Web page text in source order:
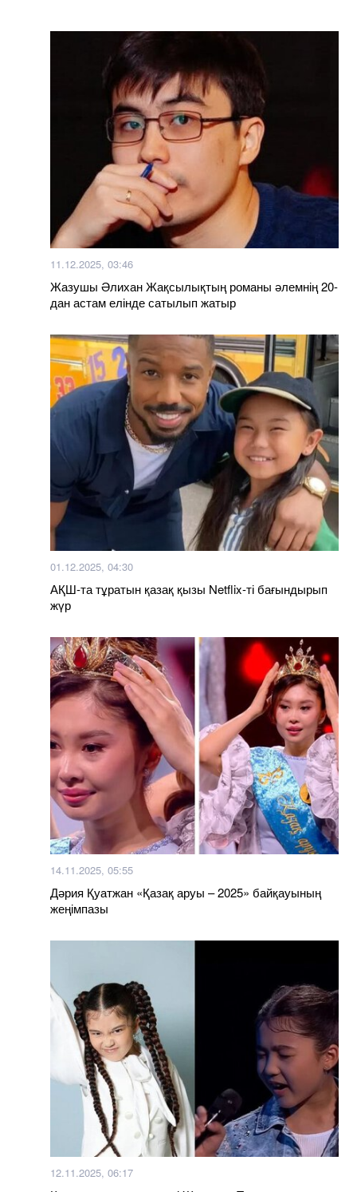
11.12.2025, 03:46
Жазушы Әлихан Жақсылықтың романы әлемнің 20-
дан астам елінде сатылып жатыр
01.12.2025, 04:30
АҚШ-та тұратын қазақ қызы Netflix-ті бағындырып
жүр
14.11.2025, 05:55
Дәрия Қуатжан «Қазақ аруы – 2025» байқауының
жеңімпазы
12.11.2025, 06:17